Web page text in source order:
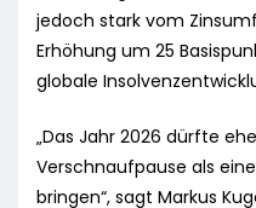
jedoch stark vom
Erhöhung um 25
globale
„Das Jahr 2026 dürfte
Verschnaufpause als
bringen“, sagt Markus